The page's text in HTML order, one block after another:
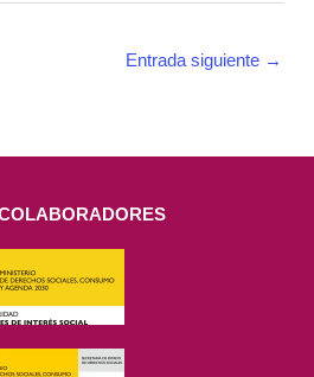
Entrada siguiente →